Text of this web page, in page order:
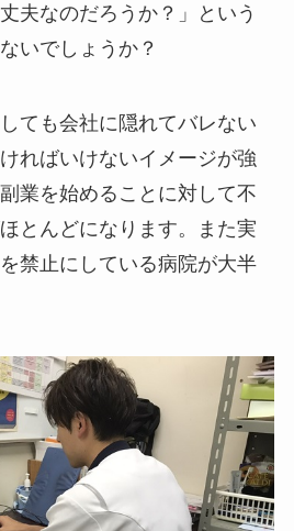
夫なのだろうか？」という
いでしょうか？
ても会社に隠れてバレない
ればいけないイメージが強
業を始めることに対して不
とんどになります。また実
禁止にしている病院が大半